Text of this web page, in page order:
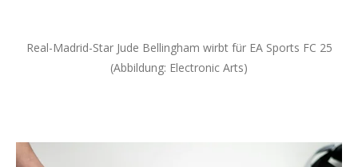
Real-Madrid-Star Jude Bellingham wirbt für EA Sports FC 25
(Abbildung: Electronic Arts)